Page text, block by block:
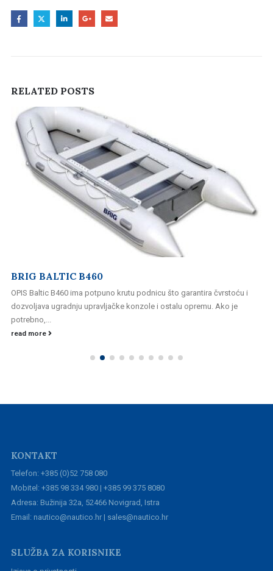
RELATED POSTS
BRIG BALTIC B460
OPIS Baltic B460 ima potpuno krutu podnicu što garantira čvrstoću i
dozvoljava ugradnju upravljačke konzole i ostalu opremu. Ako je
potrebno,...
read more
KONTAKT
Telefon: +385 (0)52 758 080
Mobitel: +385 98 334 980 | +385 99 375 8080
Adresa: Bužinija 32a, 52466 Novigrad, Istra
Email: nautico@nautico.hr | sales@nautico.hr
SLUŽBA ZA KORISNIKE